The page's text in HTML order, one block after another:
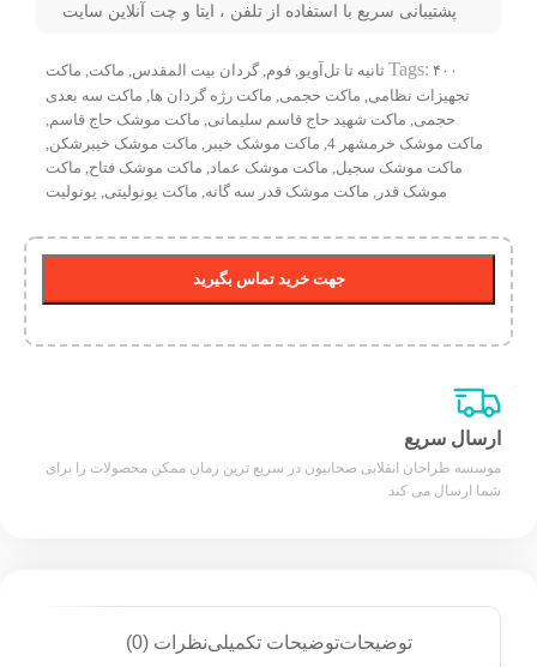
پشتیبانی سریع با استفاده از تلفن ، ایتا و چت آنلاین سایت
Tags: ۴۰۰ ثانیه تا تل‌آویو , فوم, گردان بیت المقدس, ماکت, ماکت
تجهیزات نظامی, ماکت حجمی, ماکت رژه گردان ها, ماکت سه بعدی
حجمی, ماکت شهید حاج قاسم سلیمانی, ماکت موشک حاج قاسم,
ماکت موشک خرمشهر 4
, ماکت موشک خیبر , ماکت موشک خیبرشکن,
ماکت موشک سجیل, ماکت موشک عماد, ماکت موشک فتاح, ماکت
موشک قدر , ماکت موشک قدر سه گانه, ماکت یونولیتی, یونولیت
جهت خرید تماس بگیرید
ارسال سریع
موسسه طراحان انقلابی صحابیون در سریع ترین زمان ممکن محصولات را برای
شما ارسال می کند
توضیحاتتوضیحات تکمیلینظرات (0)